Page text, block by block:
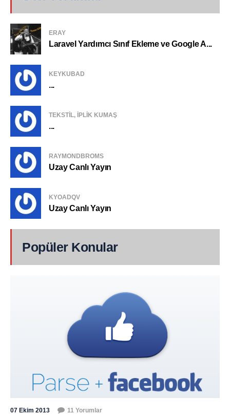
ERAY
Laravel Yardımcı Sınıf Ekleme ve Google A...
KEYKUBAD
...
TEKSTIL, IPLIK KUMAŞ
...
RAYMONDBROMS
Uzay Canlı Yayın
KYOADQV
Uzay Canlı Yayın
Popüler Konular
07 Ekim 2013 11 Yorumlar